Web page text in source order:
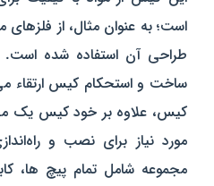
است؛ به عنوان مثال، از
طراحی آن استفاده شده است.
ساخت و استحکام کیس ارتقاء
کیس، علاوه بر خود کیس یک
مورد نیاز برای نصب و
مجموعه شامل تمام پیچ‌ ها،